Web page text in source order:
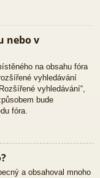
nebo v
na obsahu fóra
vyhledávání
vyhledávání“,
bude
fóra.
a obsahoval mnoho